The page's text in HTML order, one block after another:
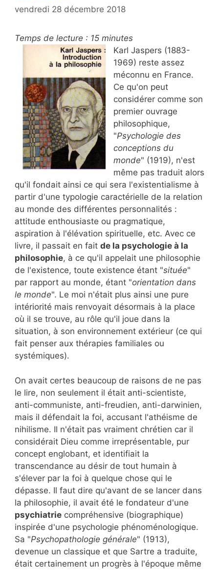
vendredi 28 décembre 2018
Temps de lecture : 15 minutes
Karl Jaspers (1883-
1969) reste assez
méconnu en France.
Ce qu'on peut
considérer comme son
premier ouvrage
philosophique,
"Psychologie des
conceptions du
monde" (1919), n'est
même pas traduit alors
qu'il fondait ainsi ce qui sera l'existentialisme à
partir d'une typologie caractérielle de la relation
au monde des différentes personnalités :
attitude enthousiaste ou pragmatique,
aspiration à l'élévation spirituelle, etc. Avec ce
livre, il passait en fait de la psychologie à la
philosophie, à ce qu'il appelait une philosophie
de l'existence, toute existence étant "située"
par rapport au monde, étant "orientation dans
le monde". Le moi n'était plus ainsi une pure
intériorité mais renvoyait désormais à la place
où il se trouve, au rôle qu'il joue dans la
situation, à son environnement extérieur (ce qui
fait penser aux thérapies familiales ou
systémiques).
On avait certes beaucoup de raisons de ne pas
le lire, non seulement il était anti-scientiste,
anti-communiste, anti-freudien, anti-darwinien,
mais il défendait la foi, accusant l'athéisme de
nihilisme. Il n'était pas vraiment chrétien car il
considérait Dieu comme irreprésentable, pur
concept englobant, et identifiait la
transcendance au désir de tout humain à
s'élever par la foi à quelque chose qui le
dépasse. Il faut dire qu'avant de se lancer dans
la philosophie, il avait été le fondateur d'une
psychiatrie compréhensive (biographique)
inspirée d'une psychologie phénoménologique.
Sa "Psychopathologie générale" (1913),
devenue un classique et que Sartre a traduite,
était certainement un progrès à l'époque même